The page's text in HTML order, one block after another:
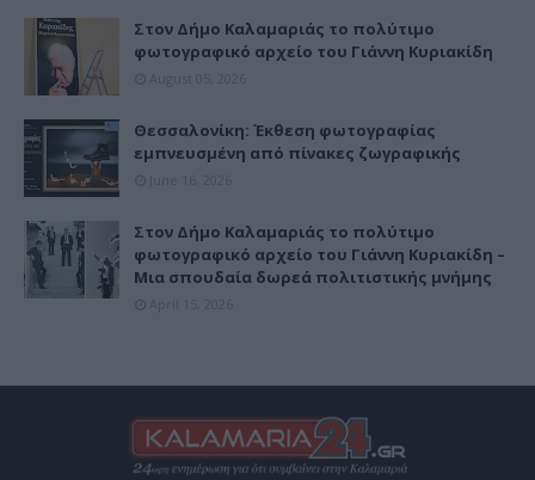
Στον Δήμο Καλαμαριάς το πολύτιμο
φωτογραφικό αρχείο του Γιάννη Κυριακίδη
Θεσσαλονίκη: Έκθεση φωτογραφίας
εμπνευσμένη από πίνακες ζωγραφικής
Στον Δήμο Καλαμαριάς το πολύτιμο
φωτογραφικό αρχείο του Γιάννη Κυριακίδη –
Μια σπουδαία δωρεά πολιτιστικής μνήμης